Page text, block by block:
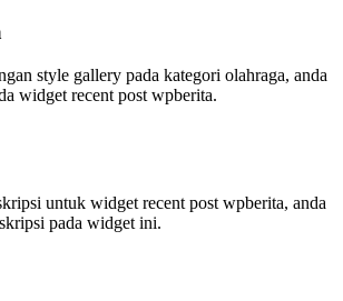
style gallery pada kategori olahraga, anda
widget recent post wpberita.
untuk widget recent post wpberita, anda
pada widget ini.